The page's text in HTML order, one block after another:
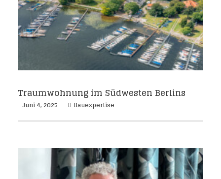
Traumwohnung im Südwesten Berlins
Juni 4, 2025 Bauexpertise